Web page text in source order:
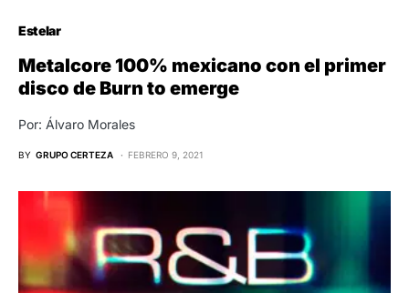
Estelar
Metalcore 100% mexicano con el primer
disco de Burn to emerge
Por: Álvaro Morales
BY GRUPO CERTEZA FEBRERO 9, 2021